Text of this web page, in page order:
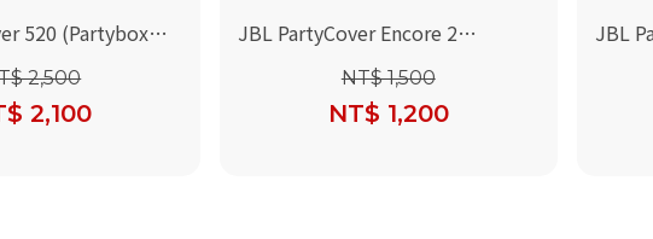
520 (Partybox
)
2,500
2,100
JBL PartyCover Encore 2
(PartyBox Encore 2 與 PartyBox
Encore Essential 2 喇叭保護套)
NT$ 1,500
NT$ 1,200
JBL